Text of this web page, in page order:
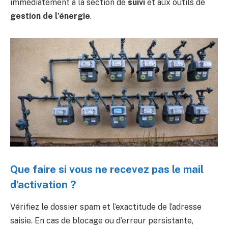
immédiatement à la section de suivi et aux outils de
gestion de l’énergie.
Que faire si vous ne recevez pas le mail
d’activation ?
Vérifiez le dossier spam et l’exactitude de l’adresse
saisie. En cas de blocage ou d’erreur persistante,